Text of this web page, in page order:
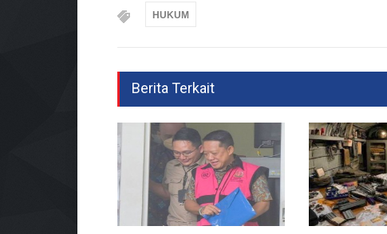
HUKUM
Berita Terkait